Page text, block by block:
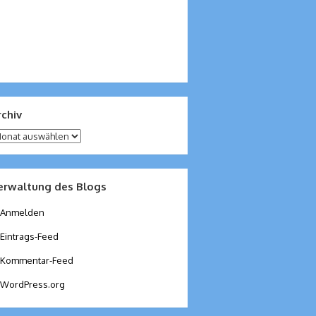
des Blogs
Anmelden
Eintrags-Feed
Kommentar-Feed
WordPress.org